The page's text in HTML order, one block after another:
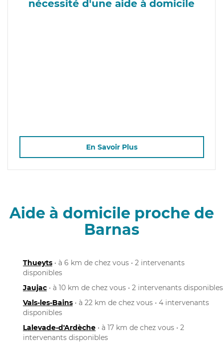
nécessité d'une aide à domicile
En Savoir Plus
Aide à domicile proche de
Barnas
Thueyts • à 6 km de chez vous • 2 intervenants
disponibles
Jaujac • à 10 km de chez vous • 2 intervenants disponibles
Vals-les-Bains • à 22 km de chez vous • 4 intervenants
disponibles
Lalevade-d'Ardèche • à 17 km de chez vous • 2
intervenants disponibles